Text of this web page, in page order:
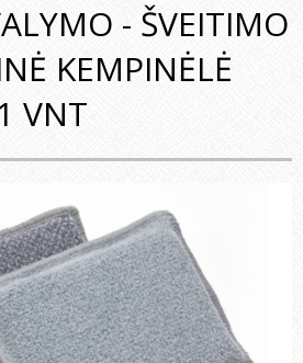
- ŠVEITIMO
KEMPINĖLĖ
VNT